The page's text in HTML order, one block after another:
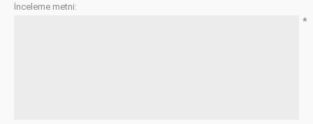
İnceleme metni:
*